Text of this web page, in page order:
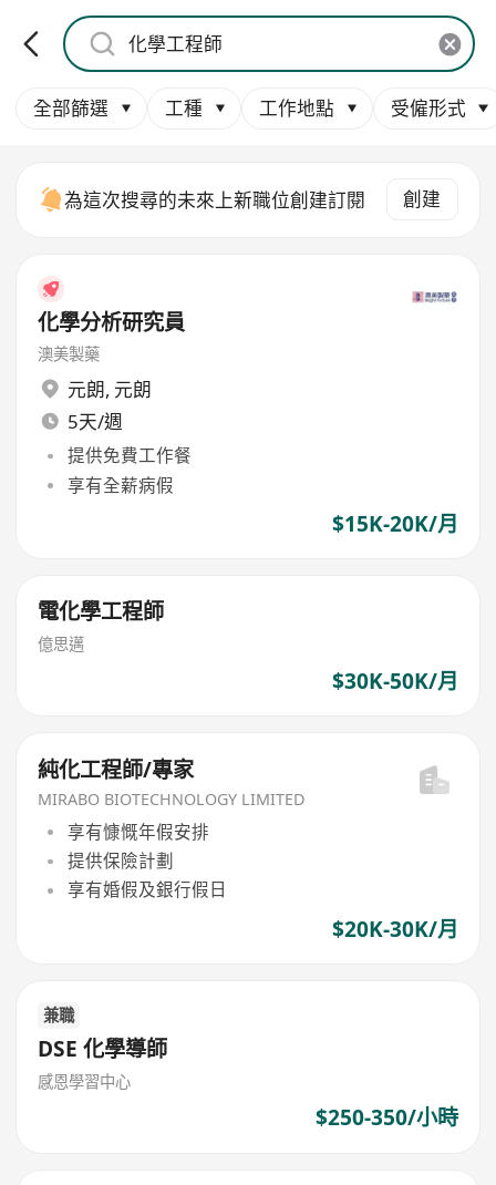
全部篩選 工種 工作地點 受僱形式
為這次搜尋的未來上新職位創建訂閱 創建
化學分析研究員
澳美製藥
元朗, 元朗
5天/週
提供免費工作餐
享有全薪病假
$15K-20K/月
電化學工程師
億思邁
$30K-50K/月
純化工程師/專家
MIRABO BIOTECHNOLOGY LIMITED
享有慷慨年假安排
提供保險計劃
享有婚假及銀行假日
$20K-30K/月
兼職
DSE 化學導師
感恩學習中心
$250-350/小時